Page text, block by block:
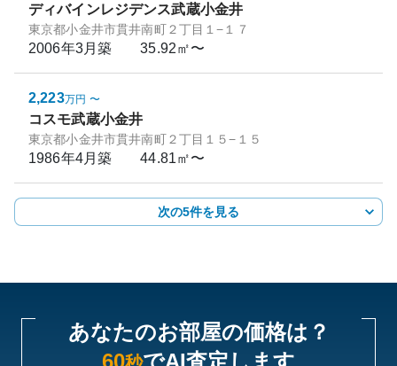
ディバインレジデンス武蔵小金井
東京都小金井市貫井南町２丁目１−１７
2006年3月築 35.92㎡〜
2,223万円 〜
コスモ武蔵小金井
東京都小金井市貫井南町２丁目１５−１５
1986年4月築 44.81㎡〜
次の5件を見る
あなたのお部屋の価格は？
60
でAI査定します